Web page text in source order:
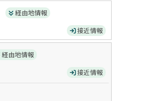
経由地情報
接近情報
経由地情報
接近情報